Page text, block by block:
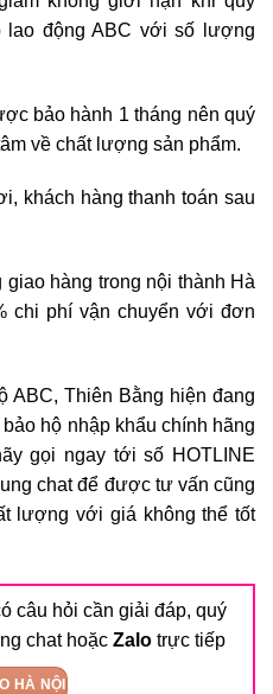
lao động ABC với số lượng
bảo hành 1 tháng nên quý
về chất lượng sản phẩm.
khách hàng thanh toán sau
hàng trong nội thành Hà
chi phí vận chuyển với đơn
ABC, Thiên Bằng hiện đang
hộ nhập khẩu chính hãng
gọi ngay tới số HOTLINE
chat để được tư vấn cũng
lượng với giá không thể tốt
câu hỏi cần giải đáp, quý
chat hoặc Zalo trực tiếp
HÀ NỘI